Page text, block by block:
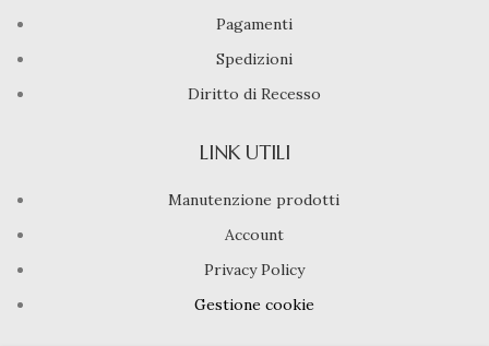
Pagamenti
Spedizioni
Diritto di Recesso
LINK UTILI
Manutenzione prodotti
Account
Privacy Policy
Gestione cookie